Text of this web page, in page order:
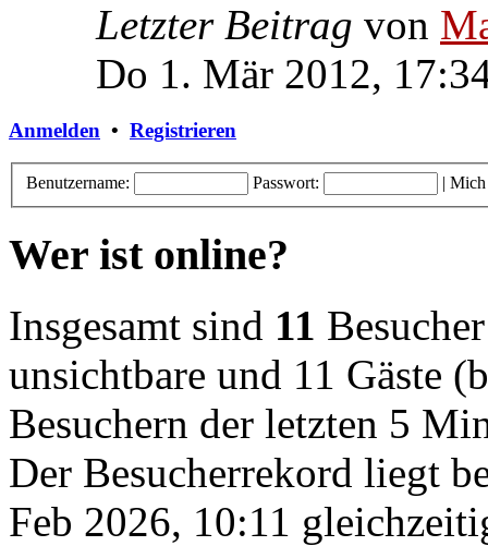
Letzter Beitrag von
Do 1. Mär 2012,
Anmelden • Registrieren
Benutzername: Passwort: | Mich
Wer ist online?
Insgesamt sind 11
unsichtbare und 11 Gäste
Besuchern der letzten 5
Der Besucherrekord liegt
Feb 2026, 10:11